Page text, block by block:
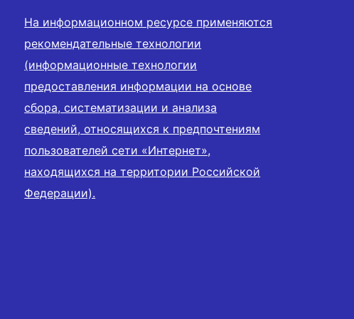
На информационном ресурсе применяются
рекомендательные технологии
(информационные технологии
предоставления информации на основе
сбора, систематизации и анализа
сведений, относящихся к предпочтениям
пользователей сети «Интернет»,
находящихся на территории Российской
Федерации).